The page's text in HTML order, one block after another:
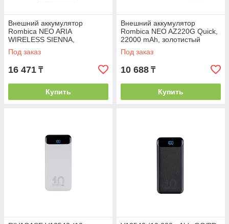
Внешний аккумулятор
Rombica NEO ARIA
WIRELESS SIENNA,
коричневый
Под заказ
16 471 ₸
Купить
Внешний аккумулятор
Rombica NEO AZ220G Quick,
22000 mAh, золотистый
Под заказ
10 688 ₸
Купить